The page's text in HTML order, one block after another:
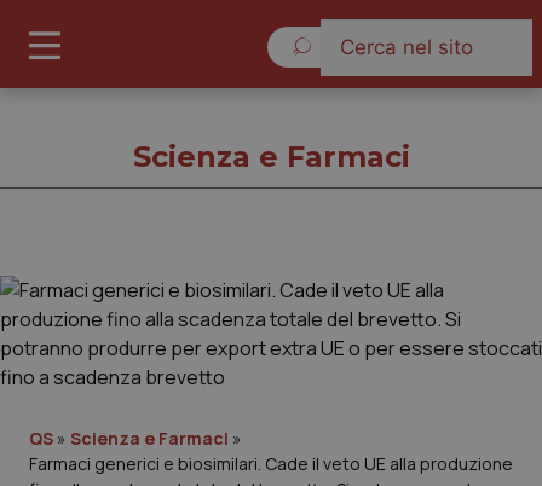
Cronache
Regioni e Asl
Scienza e Farmaci
QS » Scienza e Farmaci »
Farmaci generici e biosimilari. Cade il veto UE alla produzione